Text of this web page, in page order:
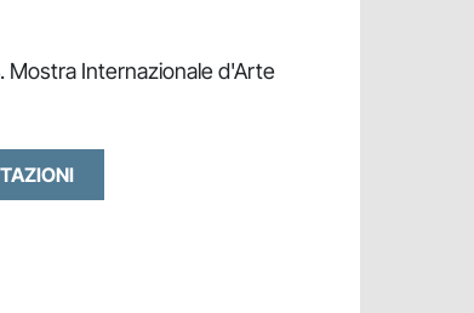
Mostra Internazionale d'Arte